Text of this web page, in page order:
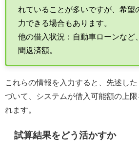
れていることが多いですが、希望
力できる場合もあります。
他の借入状況：自動車ローンなど
間返済額。
これらの情報を入力すると、先述し
づいて、システムが借入可能額の上限
れます。
試算結果をどう活かすか